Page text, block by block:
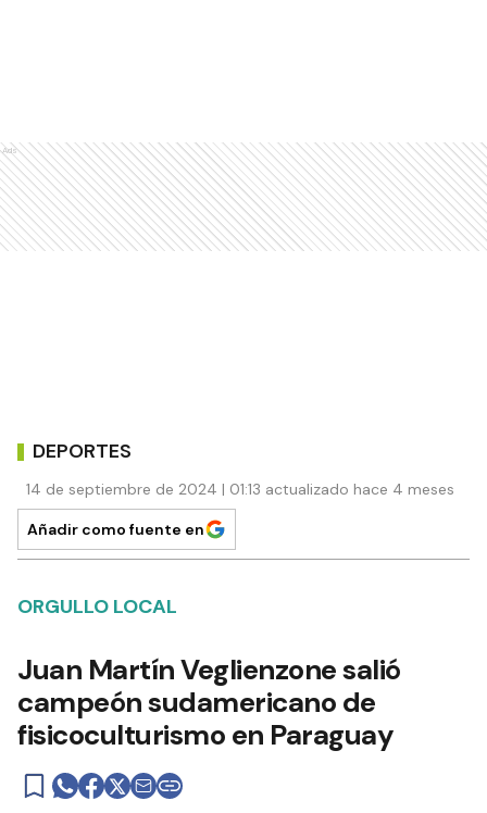
Ads
DEPORTES
14 de septiembre de 2024 | 01:13 actualizado hace 4 meses
Añadir como fuente en
ORGULLO LOCAL
Juan Martín Veglienzone salió
campeón sudamericano de
fisicoculturismo en Paraguay